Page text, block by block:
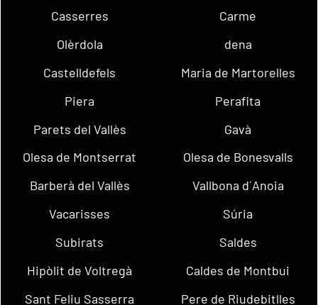
Casserres
Carme
Olèrdola
dena
Castelldefels
Maria de Martorelles
Piera
Perafita
Parets del Vallès
Gavà
Olesa de Montserrat
Olesa de Bonesvalls
Barberà del Vallès
Vallbona d´Anoia
Vacarisses
Súria
Subirats
Saldes
Hipòlit de Voltregà
Caldes de Montbui
Sant Feliu Sasserra
Pere de Riudebitlles